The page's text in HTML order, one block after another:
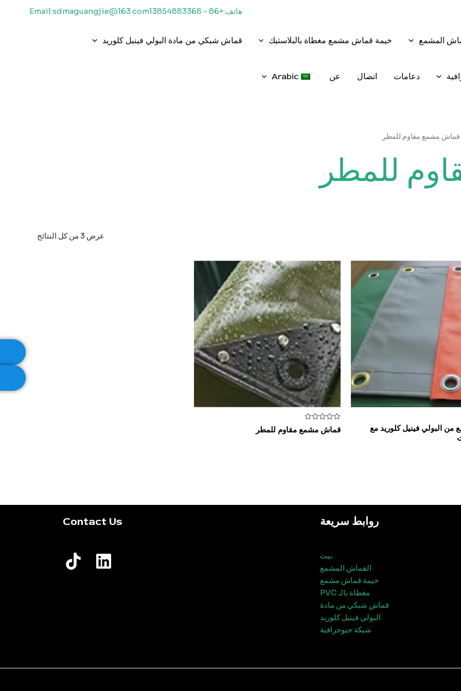
هاتف:+86 - 13854883368 Email:sdmaguangjie@163.com
المشمع خيمة قماش مشمع مغطاة بالبلاستيك قماش شبكي من مادة البولي فينيل كلوريد
دعامات اتصال عن Arabic
مشمع مقاوم للمطر
للمطر
عرض ⁦3⁩ من كل النتائج
البولي فينيل كلوريد مع
تم
التقييم
قماش مشمع مقاوم للمطر
روابط سريعة
بيت
القماش المشمع
خيمة قماش مشمع
مغطاة بالـ PVC
قماش شبكي من مادة
البولي فينيل كلوريد
شبكة جيوجرافية
Contact Us